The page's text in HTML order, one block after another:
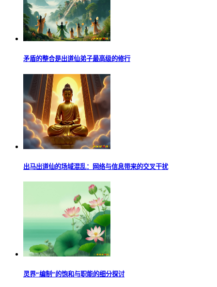
矛盾的整合是出道仙弟子最高级的修行
出马出道仙的场域混乱：网络与信息带来的交叉干扰
灵界“编制”的饱和与职能的细分探讨